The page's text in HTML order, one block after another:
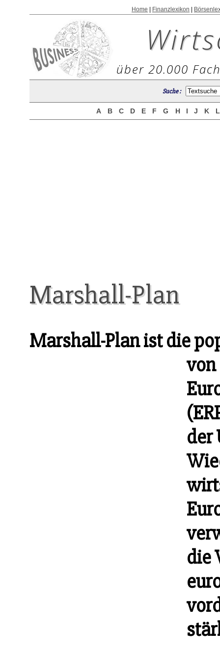
Home Finanzlexikon
über 20.000
Suche :
A B C D E F G H I J K
Marshall-Plan
Marshall-Plan ist die
von
der
die